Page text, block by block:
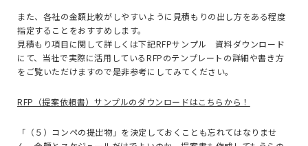
また、各社の金額比較がしやすいように見積もりの出し方をある程度
指定することをおすすめします。
見積もり項目に関して詳しくは下記RFPサンプル 資料ダウンロード
にて、当社で実際に活用しているRFPのテンプレートの詳細や書き方
をご覧いただけますので是非参考にしてみてください。
RFP（提案依頼書）サンプルのダウンロードはこちらから！
「（５）コンペの提出物」を決定しておくことも忘れてはなりませ